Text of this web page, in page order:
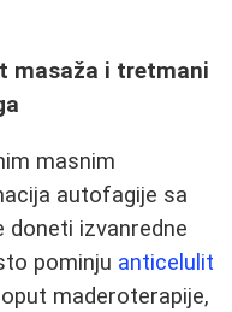
masaža i tretmani
masnim
autofagije sa
izvanredne
pominju anticelulit
maderoterapije,